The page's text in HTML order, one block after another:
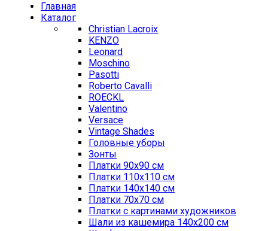
Главная
Каталог
Christian Lacroix
KENZO
Leonard
Moschino
Pasotti
Roberto Cavalli
ROECKL
Valentino
Versace
Vintage Shades
Головные уборы
Зонты
Платки 90х90 см
Платки 110х110 см
Платки 140х140 см
Платки 70х70 см
Платки с картинами художников
Шали из кашемира 140х200 см